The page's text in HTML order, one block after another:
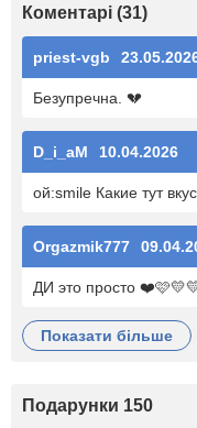
Коментарі (31)
priest-vgb
Безупречна. 💔
D_i_aM 10.04.2026
ой:smile Какие тут
Orgazmik777
ДИ это просто
показати більше
Подарунки 150